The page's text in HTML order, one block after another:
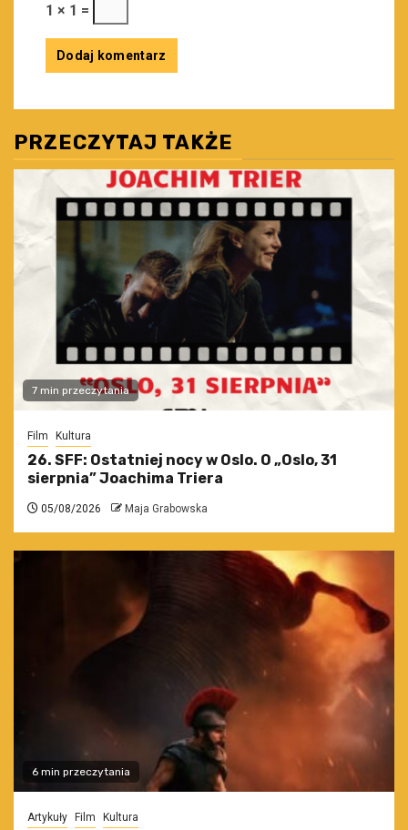
1 × 1 =
PRZECZYTAJ TAKŻE
7 min przeczytania
Film Kultura
26. SFF: Ostatniej nocy w Oslo. O „Oslo, 31
sierpnia” Joachima Triera
05/08/2026 Maja Grabowska
6 min przeczytania
Artykuły Film Kultura